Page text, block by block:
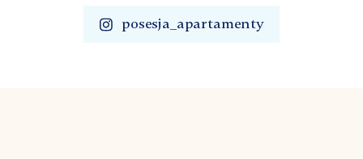
posesja_apartamenty